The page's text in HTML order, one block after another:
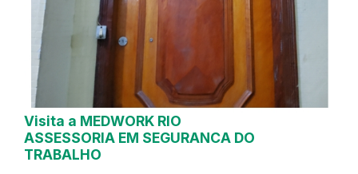
Visita a MEDWORK RIO
ASSESSORIA EM SEGURANCA DO
TRABALHO